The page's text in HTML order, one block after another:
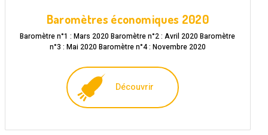
Baromètres économiques 2020
Baromètre n°1 : Mars 2020 Baromètre n°2 : Avril 2020 Baromètre
n°3 : Mai 2020 Baromètre n°4 : Novembre 2020
Découvrir